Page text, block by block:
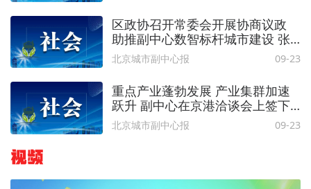
区政协召开常委会开展协商议政
助推副中心数智标杆城市建设 张
德启主持
北京城市副中心报 09-23
重点产业蓬勃发展 产业集群加速
跃升 副中心在京港洽谈会上签下
两大单
北京城市副中心报 09-23
视频